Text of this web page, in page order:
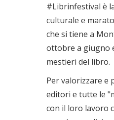
#Librinfestival è
culturale e
che si tiene a
ottobre a giugno
mestieri del libro.
Per valorizzare e
editori e tutte le
con il loro lavoro